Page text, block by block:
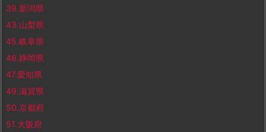
39.新潟県
43.山梨県
45.岐阜県
46.静岡県
47.愛知県
49.滋賀県
50.京都府
51.大阪府